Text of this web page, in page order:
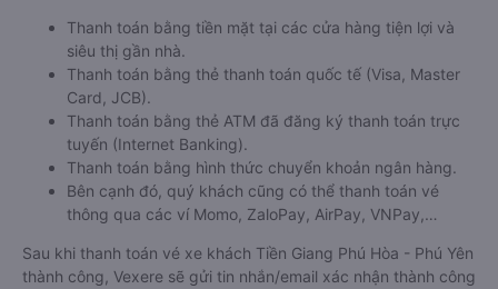
Thanh toán bằng tiền mặt tại các cửa hàng tiện lợi và
siêu thị gần nhà.
Thanh toán bằng thẻ thanh toán quốc tế (Visa, Master
Card, JCB).
Thanh toán bằng thẻ ATM đã đăng ký thanh toán trực
tuyến (Internet Banking).
Thanh toán bằng hình thức chuyển khoản ngân hàng.
Bên cạnh đó, quý khách cũng có thể thanh toán vé
thông qua các ví Momo, ZaloPay, AirPay, VNPay,…
Sau khi thanh toán vé xe khách Tiền Giang Phú Hòa - Phú Yên
thành công, Vexere sẽ gửi tin nhắn/email xác nhận thành công